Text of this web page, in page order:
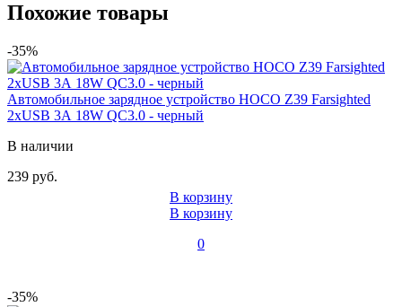
Похожие товары
-35%
Автомобильное зарядное устройство HOCO Z39 Farsighted
2xUSB 3А 18W QC3.0 - черный
В наличии
239 руб.
В корзину
В корзину
0
-35%